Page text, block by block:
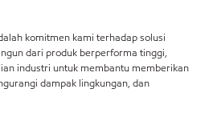
komitmen kami terhadap solusi
dari produk berperforma tinggi,
industri untuk membantu memberikan
dampak lingkungan, dan